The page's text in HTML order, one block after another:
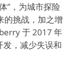
”，为城市探险
的挑战，加之增
于 2017 年
发，减少失误和